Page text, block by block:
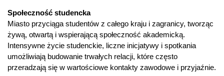
Społeczność studencka
Miasto przyciąga studentów z całego kraju i zagranicy, tworząc
żywą, otwartą i wspierającą społeczność akademicką.
Intensywne życie studenckie, liczne inicjatywy i spotkania
umożliwiają budowanie trwałych relacji, które często
przeradzają się w wartościowe kontakty zawodowe i przyjaźnie.